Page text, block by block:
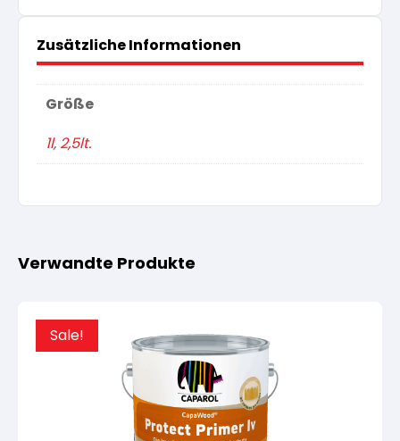
Zusätzliche Informationen
Größe
1l, 2,5lt.
Verwandte Produkte
Sale!